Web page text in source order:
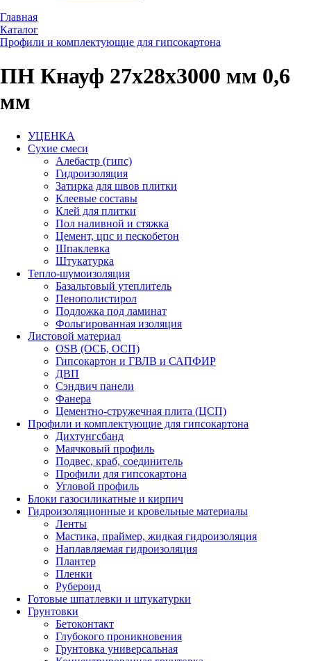
Главная
Каталог
Профили и комплектующие для гипсокартона
ПН Кнауф 27х28х3000 мм 0,6
мм
УЦЕНКА
Сухие смеси
Алебастр (гипс)
Гидроизоляция
Затирка для швов плитки
Клеевые составы
Клей для плитки
Пол наливной и стяжка
Цемент, цпс и пескобетон
Шпаклевка
Штукатурка
Тепло-шумоизоляция
Базальтовый утеплитель
Пенополистирол
Подложка под ламинат
Фольгированная изоляция
Листовой материал
OSB (ОСБ, ОСП)
Гипсокартон и ГВЛВ и САПФИР
ДВП
Сэндвич панели
Фанера
Цементно-стружечная плита (ЦСП)
Профили и комплектующие для гипсокартона
Дихтунгсбанд
Маячковый профиль
Подвес, краб, соединитель
Профили для гипсокартона
Угловой профиль
Блоки газосиликатные и кирпич
Гидроизоляционные и кровельные материалы
Ленты
Мастика, праймер, жидкая гидроизоляция
Наплавляемая гидроизоляция
Плантер
Пленки
Рубероид
Готовые шпатлевки и штукатурки
Грунтовки
Бетоконтакт
Глубокого проникновения
Грунтовка универсальная